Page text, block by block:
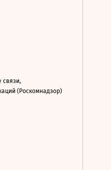
связи,
(Роскомнадзор)